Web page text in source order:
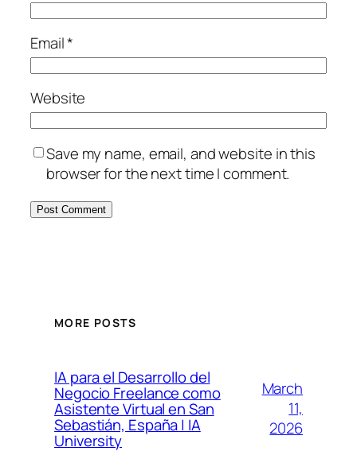
Email*
Website
Save my name, email, and website in this
browser for the next time I comment.
MORE POSTS
IA para el Desarrollo del
Negocio Freelance como
Asistente Virtual en San
Sebastián, España | IA
University
March
11,
2026